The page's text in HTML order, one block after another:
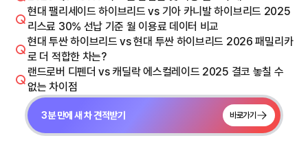
현대 팰리세이드 하이브리드 vs 기아 카니발 하이브리드 2025
리스료 30% 선납 기준 월 이용료 데이터 비교
현대 투싼 하이브리드 vs 현대 투싼 하이브리드 2026 패밀리카
로 더 적합한 차는?
랜드로버 디펜더 vs 캐딜락 에스컬레이드 2025 결코 놓칠 수
없는 차이점
3분 만에 새 차 견적받기 바로가기